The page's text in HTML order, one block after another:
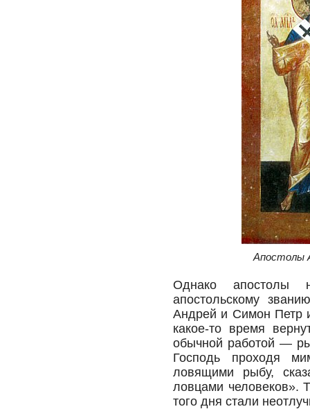
Апостолы
Однако апостолы
апостольскому
Андрей и Симон Петр
какое-то время
обычной работой —
Господь проходя
ловящими рыбу,
ловцами человеков».
того дня стали